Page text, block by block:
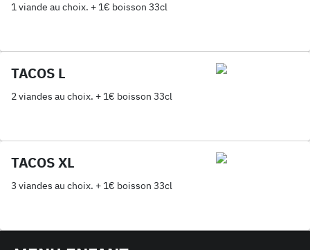
1 viande au choix. + 1€ boisson 33cl
TACOS L
2 viandes au choix. + 1€ boisson 33cl
TACOS XL
3 viandes au choix. + 1€ boisson 33cl